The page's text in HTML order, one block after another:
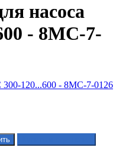
насоса
- 8МС-7-